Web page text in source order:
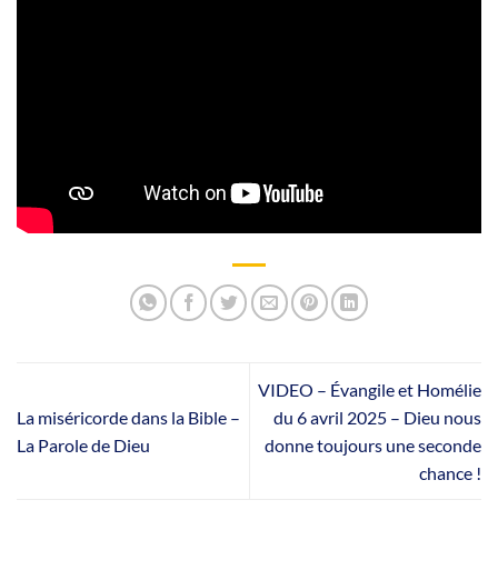
La miséricorde dans la Bible –
La Parole de Dieu
VIDEO – Évangile et Homélie
du 6 avril 2025 – Dieu nous
donne toujours une seconde
chance !